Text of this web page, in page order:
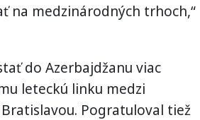
na medzinárodných trhoch,“
do Azerbajdžanu viac
leteckú linku medzi
Pogratuloval tiež